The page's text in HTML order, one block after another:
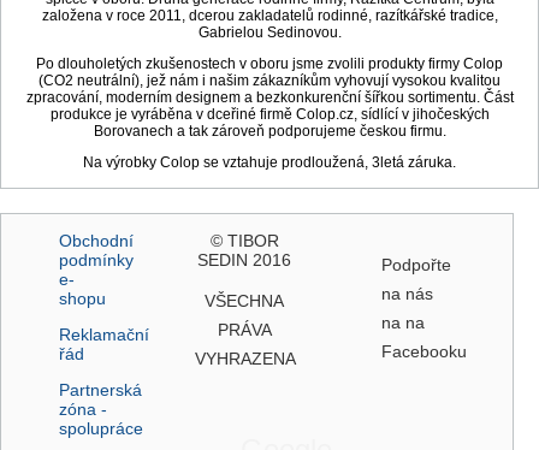
založena v roce 2011, dcerou zakladatelů rodinné, razítkářské tradice,
Gabrielou Sedinovou.
Po dlouholetých zkušenostech v oboru jsme zvolili produkty firmy Colop
(CO2 neutrální), jež nám i našim zákazníkům vyhovují vysokou kvalitou
zpracování, moderním designem a bezkonkurenční šířkou sortimentu. Část
produkce je vyráběna v dceřiné firmě Colop.cz, sídlící v jihočeských
Borovanech a tak zároveň podporujeme českou firmu.
Na výrobky Colop se vztahuje prodloužená, 3letá záruka.
Podpořte
na nás
na na
Facebooku
Obchodní
podmínky
e-
shopu
Reklamační
řád
Partnerská
zóna -
spolupráce
© TIBOR
SEDIN 2016
VŠECHNA
PRÁVA
VYHRAZENA